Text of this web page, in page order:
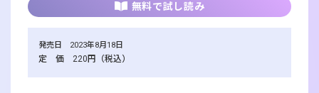
無料で試し読み
発売日 2023年8月18日
定 価 220円（税込）